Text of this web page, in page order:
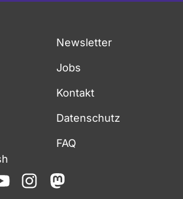
Newsletter
Jobs
Kontakt
Datenschutz
FAQ
youtubeinstagrammastodon